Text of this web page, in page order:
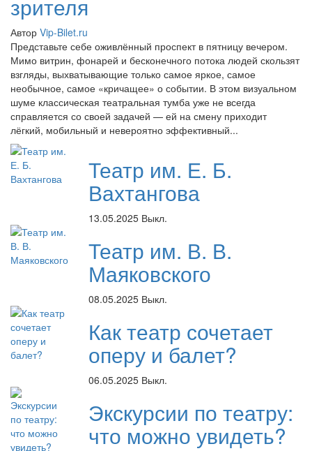
зрителя
Автор Vip-Bilet.ru
Представьте себе оживлённый проспект в пятницу вечером.
Мимо витрин, фонарей и бесконечного потока людей скользят
взгляды, выхватывающие только самое яркое, самое
необычное, самое «кричащее» о событии. В этом визуальном
шуме классическая театральная тумба уже не всегда
справляется со своей задачей — ей на смену приходит
лёгкий, мобильный и невероятно эффективный...
Театр им. Е. Б.
Вахтангова
13.05.2025 Выкл.
Театр им. В. В.
Маяковского
08.05.2025 Выкл.
Как театр сочетает
оперу и балет?
06.05.2025 Выкл.
Экскурсии по театру:
что можно увидеть?